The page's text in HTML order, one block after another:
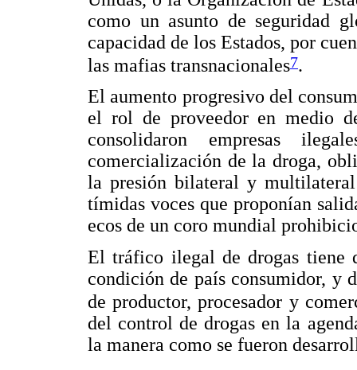
como un asunto de seguridad
capacidad de los Estados, por
las mafias transnacionales7.
El aumento progresivo del
el rol de proveedor en medio
consolidaron empresas
comercialización de la droga,
la presión bilateral y
tímidas voces que proponían
ecos de un coro mundial
El tráfico ilegal de drogas tiene
condición de país consumidor, y
de productor, procesador y
del control de drogas en la
la manera como se fueron